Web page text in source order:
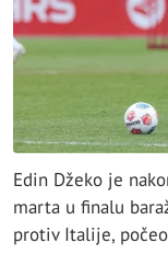
Edin Džeko je
marta u finalu
protiv Italije,